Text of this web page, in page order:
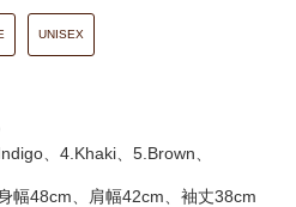
UNISEX
、4.Khaki、5.Brown、
幅48cm、肩幅42cm、袖丈38cm